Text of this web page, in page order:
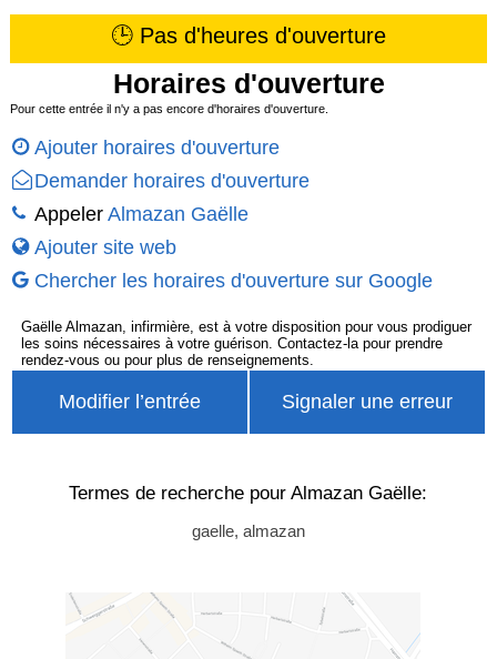
🕒 Pas d'heures d'ouverture
Horaires d'ouverture
Pour cette entrée il n'y a pas encore d'horaires d'ouverture.
Ajouter horaires d'ouverture
Demander horaires d'ouverture
Appeler Almazan Gaëlle
Ajouter site web
Chercher les horaires d'ouverture sur Google
Gaëlle Almazan, infirmière, est à votre disposition pour vous prodiguer
les soins nécessaires à votre guérison. Contactez-la pour prendre
rendez-vous ou pour plus de renseignements.
Modifier l’entrée Signaler une erreur
Termes de recherche pour Almazan Gaëlle:
gaelle, almazan